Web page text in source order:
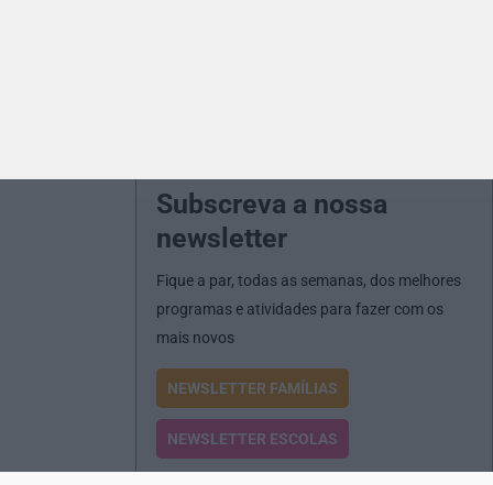
Subscreva a nossa
newsletter
Fique a par, todas as semanas, dos melhores
programas e atividades para fazer com os
mais novos
NEWSLETTER FAMÍLIAS
NEWSLETTER ESCOLAS